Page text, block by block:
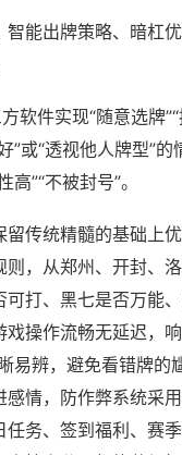
能出牌策略、暗杠
软件实现“随意选牌
”或“透视他人牌型”
”“不被封号”。
传统精髓的基础上
，从郑州、开封、
打、黑七是否万能
操作流畅无延迟，
易辨，避免看错牌的
情，防作弊系统采
务、签到福利、赛